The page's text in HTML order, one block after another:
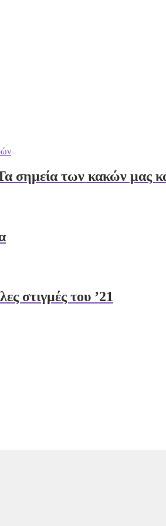
σημεία των κακών μας
στιγμές του ’21